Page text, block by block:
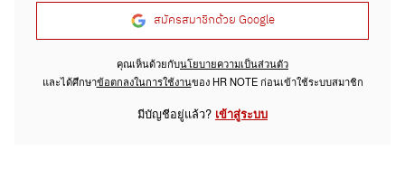
สมัครสมาชิกด้วย Google
คุณเห็นด้วยกับนโยบายความเป็นส่วนตัว
และได้ศึกษาข้อตกลงในการใช้งานของ HR NOTE ก่อนเข้าใช้ระบบสมาชิก
มีบัญชีอยู่แล้ว? เข้าสู่ระบบ